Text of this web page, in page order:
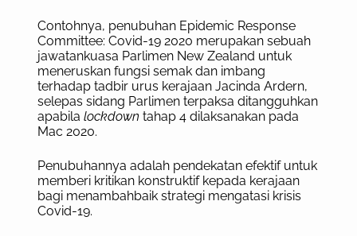
Contohnya, penubuhan Epidemic Response
Committee: Covid-19 2020 merupakan sebuah
jawatankuasa Parlimen New Zealand untuk
meneruskan fungsi semak dan imbang
terhadap tadbir urus kerajaan Jacinda Ardern,
selepas sidang Parlimen terpaksa ditangguhkan
apabila lockdown tahap 4 dilaksanakan pada
Mac 2020.
Penubuhannya adalah pendekatan efektif untuk
memberi kritikan konstruktif kepada kerajaan
bagi menambahbaik strategi mengatasi krisis
Covid-19.